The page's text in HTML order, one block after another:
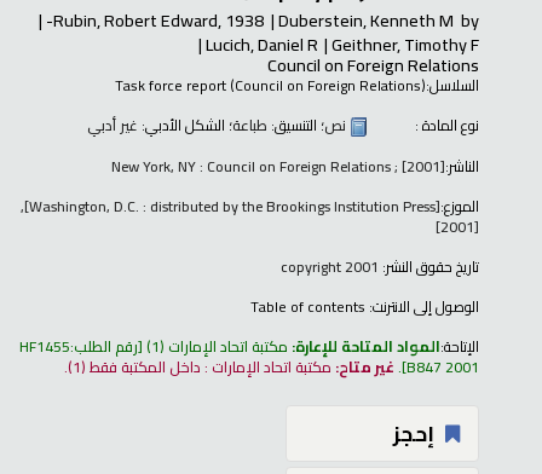
by
Duberstein, Kenneth M
Rubin, Robert Edward, 1938-
Geithner, Timothy F
Lucich, Daniel R
Council on Foreign Relations
السلاسل:Task force report (Council on Foreign Relations)
نوع المادة :
نص؛ التنسيق: طباعة؛ الشكل الأدبي: غير أدبي
الناشر:New York, NY : Council on Foreign Relations ; [2001]
الموزع:
[Washington, D.C. : distributed by the Brookings Institution Press],
[2001]
تاريخ حقوق النشر:
الوصول إلى الانترنت: Table of contents
الإتاحة:المواد المتاحة للإعارة: مكتبة اتحاد الإمارات (1) رقم الطلب:HF1455
B847 2001
.غير متاح: مكتبة اتحاد الإمارات : داخل المكتبة فقط(1).
إحجز